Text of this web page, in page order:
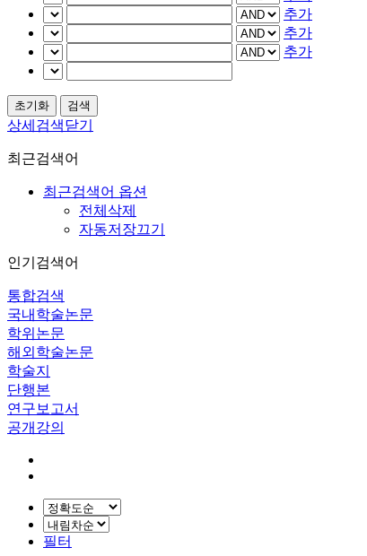
추가
추가
추가
상세검색닫기
최근검색어
최근검색어 옵션
전체삭제
자동저장끄기
인기검색어
통합검색
국내학술논문
학위논문
해외학술논문
학술지
단행본
연구보고서
공개강의
필터